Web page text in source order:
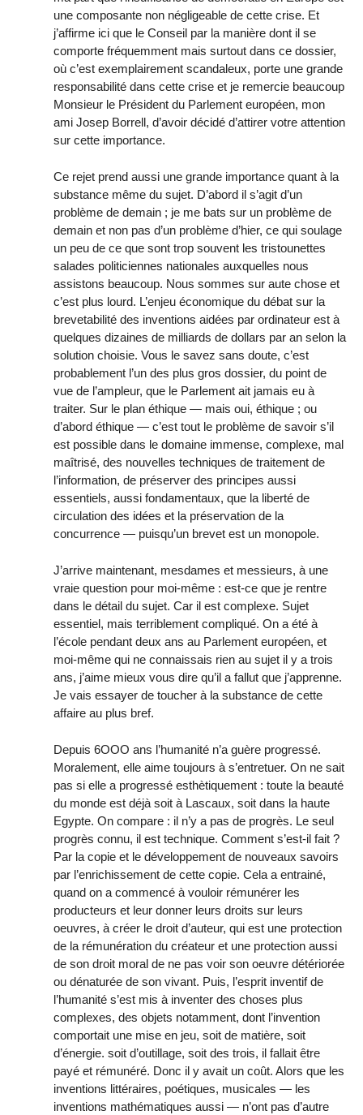
une composante non négligeable de cette crise. Et
j’affirme ici que le Conseil par la manière dont il se
comporte fréquemment mais surtout dans ce dossier,
où c’est exemplairement scandaleux, porte une grande
responsabilité dans cette crise et je remercie beaucoup
Monsieur le Président du Parlement européen, mon
ami Josep Borrell, d’avoir décidé d’attirer votre attention
sur cette importance.
Ce rejet prend aussi une grande importance quant à la
substance même du sujet. D’abord il s’agit d’un
problème de demain ; je me bats sur un problème de
demain et non pas d’un problème d’hier, ce qui soulage
un peu de ce que sont trop souvent les tristounettes
salades politiciennes nationales auxquelles nous
assistons beaucoup. Nous sommes sur aute chose et
c’est plus lourd. L’enjeu économique du débat sur la
brevetabilité des inventions aidées par ordinateur est à
quelques dizaines de milliards de dollars par an selon la
solution choisie. Vous le savez sans doute, c’est
probablement l’un des plus gros dossier, du point de
vue de l’ampleur, que le Parlement ait jamais eu à
traiter. Sur le plan éthique — mais oui, éthique ; ou
d’abord éthique — c’est tout le problème de savoir s’il
est possible dans le domaine immense, complexe, mal
maîtrisé, des nouvelles techniques de traitement de
l’information, de préserver des principes aussi
essentiels, aussi fondamentaux, que la liberté de
circulation des idées et la préservation de la
concurrence — puisqu’un brevet est un monopole.
J’arrive maintenant, mesdames et messieurs, à une
vraie question pour moi-même : est-ce que je rentre
dans le détail du sujet. Car il est complexe. Sujet
essentiel, mais terriblement compliqué. On a été à
l’école pendant deux ans au Parlement européen, et
moi-même qui ne connaissais rien au sujet il y a trois
ans, j’aime mieux vous dire qu’il a fallut que j’apprenne.
Je vais essayer de toucher à la substance de cette
affaire au plus bref.
Depuis 6OOO ans l’humanité n’a guère progressé.
Moralement, elle aime toujours à s’entretuer. On ne sait
pas si elle a progressé esthètiquement : toute la beauté
du monde est déjà soit à Lascaux, soit dans la haute
Egypte. On compare : il n’y a pas de progrès. Le seul
progrès connu, il est technique. Comment s’est-il fait ?
Par la copie et le développement de nouveaux savoirs
par l’enrichissement de cette copie. Cela a entrainé,
quand on a commencé à vouloir rémunérer les
producteurs et leur donner leurs droits sur leurs
oeuvres, à créer le droit d’auteur, qui est une protection
de la rémunération du créateur et une protection aussi
de son droit moral de ne pas voir son oeuvre détériorée
ou dénaturée de son vivant. Puis, l’esprit inventif de
l’humanité s’est mis à inventer des choses plus
complexes, des objets notamment, dont l’invention
comportait une mise en jeu, soit de matière, soit
d’énergie. soit d’outillage, soit des trois, il fallait être
payé et rémunéré. Donc il y avait un coût. Alors que les
inventions littéraires, poétiques, musicales — les
inventions mathématiques aussi — n’ont pas d’autre